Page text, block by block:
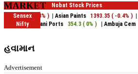
MARKET
હવામાન
Advertisement